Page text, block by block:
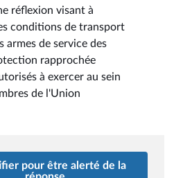
réflexion visant à
conditions de transport
armes de service des
rapprochée
à exercer au sein
de l'Union
pour être alerté de la